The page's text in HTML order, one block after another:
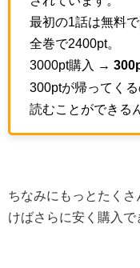
最初の1話は無料
全巻で2400pt。
3000pt購入 →
300ptが帰ってく
読むことができる
ちなみにもっとたく
けばさらに安く購入で